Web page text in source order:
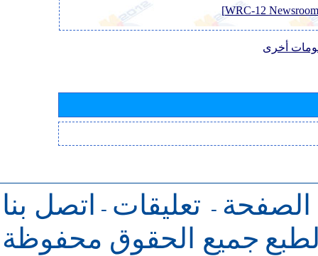
أخرى
الصفحة - تعليقات -
اتصل بنا
جميع الحقوق محفوظة